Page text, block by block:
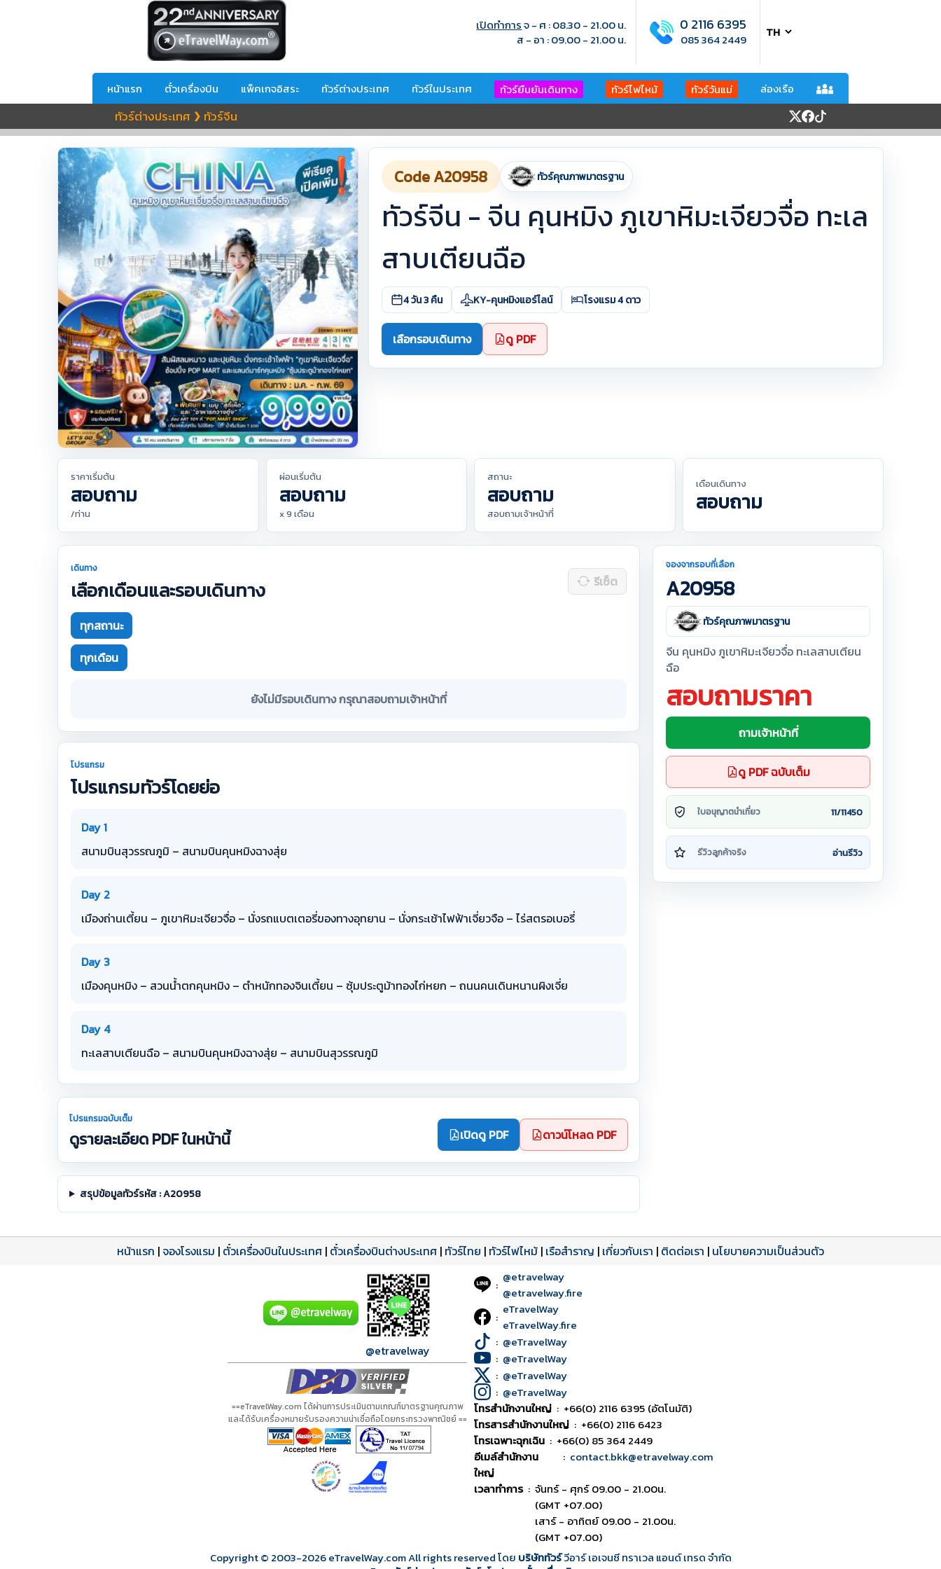
เปิดทำการจ - ศ : 08.30 - 21.00 น.
ส - อา : 09.00 - 21.00 น.
0 2116 6395
085 364 2449
หน้าแรก ตั๋วเครื่องบิน แพ็คเกจอิสระ ทัวร์ต่างประเทศ ทัวร์ในประเทศ ทัวร์ยืนยันเดินทาง ทัวร์ไฟไหม้ ทัวร์วันแม่ ล่องเรือ
ทัวร์ต่างประเทศ ❯ ทัวร์จีน
Code A20958 ทัวร์คุณภาพมาตรฐาน
ทัวร์จีน - จีน คุนหมิง ภูเขาหิมะเจียวจื่อ ทะเล
สาบเตียนฉือ
4 วัน 3 คืน KY-คุนหมิงแอร์ไลน์ โรงแรม 4 ดาว
เลือกรอบเดินทาง ดู PDF
ราคาเริ่มต้น
สอบถาม
/ท่าน
ผ่อนเริ่มต้น
สอบถาม
x 9 เดือน
สถานะ
สอบถาม
สอบถามเจ้าหน้าที่
เดือนเดินทาง
สอบถาม
เดินทาง
เลือกเดือนและรอบเดินทาง รีเซ็ต
ทุกสถานะ
ทุกเดือน
ยังไม่มีรอบเดินทาง กรุณาสอบถามเจ้าหน้าที่
โปรแกรม
โปรแกรมทัวร์โดยย่อ
Day 1
สนามบินสุวรรณภูมิ – สนามบินคุนหมิงฉางสุ่ย
Day 2
เมืองถ่านเตี้ยน – ภูเขาหิมะเจียวจื่อ – นั่งรถแบตเตอรี่ของทางอุทยาน – นั่งกระเช้าไฟฟ้าเจี่ยวจือ – ไร่สตรอเบอรี่
Day 3
เมืองคุนหมิง – สวนน้ำตกคุนหมิง – ตำหนักทองจินเตี้ยน – ซุ้มประตูม้าทองไก่หยก – ถนนคนเดินหนานผิงเจี่ย
Day 4
ทะเลสาบเตียนฉือ – สนามบินคุนหมิงฉางสุ่ย – สนามบินสุวรรณภูมิ
โปรแกรมฉบับเต็ม
ดูรายละเอียด PDF ในหน้านี้ เปิดดู PDF ดาวน์โหลด PDF
สรุปข้อมูลทัวร์รหัส : A20958
จองจากรอบที่เลือก
A20958
ทัวร์คุณภาพมาตรฐาน
จีน คุนหมิง ภูเขาหิมะเจียวจื่อ ทะเลสาบเตียน
ฉือ
สอบถามราคา
ถามเจ้าหน้าที่
ดู PDF ฉบับเต็ม
ใบอนุญาตนำเที่ยว 11/11450
รีวิวลูกค้าจริง อ่านรีวิว
หน้าแรก |จองโรงแรม | ตั๋วเครื่องบินในประเทศ | ตั๋วเครื่องบินต่างประเทศ | ทัวร์ไทย | ทัวร์ไฟไหม้ | เรือสำราญ | เกี่ยวกับเรา | ติดต่อเรา | นโยบายความเป็นส่วนตัว
@etravelway
==eTravelWay.com ได้ผ่านการประเมินตามเกณฑ์มาตรฐานคุณภาพ
และได้รับเครื่องหมายรับรองความน่าเชื่อถือโดยกระทรวงพาณิชย์ ==
: @etravelway
@etravelway.fire
: eTravelWay
eTravelWay.fire
: @eTravelWay
: @eTravelWay
: @eTravelWay
: @eTravelWay
โทรสำนักงานใหญ่ : +66(0) 2116 6395 (อัตโนมัติ)
โทรสารสำนักงานใหญ่ : +66(0) 2116 6423
โทรเฉพาะฉุกเฉิน : +66(0) 85 364 2449
อีเมล์สำนักงาน
ใหญ่
: contact.bkk@etravelway.com
เวลาทำการ : จันทร์ - ศุกร์ 09.00 - 21.00น.
(GMT +07.00)
เสาร์ - อาทิตย์ 09.00 - 21.00น.
(GMT +07.00)
Copyright © 2003-2026eTravelWay.com All rights reserved โดย บริษัททัวร์วีอาร์ เอเจนซี ทราเวล แอนด์ เทรด จำกัด